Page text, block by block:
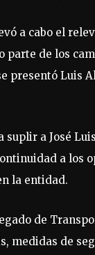
a cabo el
parte de los
presentó Luis
suplir a José
a los
la entidad.
de
medidas de